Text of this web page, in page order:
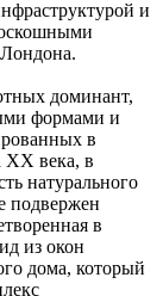
и
доминант,
формами и
в
ХХ века, в
натурального
подвержен
в
из окон
дома, который